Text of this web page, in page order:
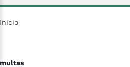
Inicio
multas